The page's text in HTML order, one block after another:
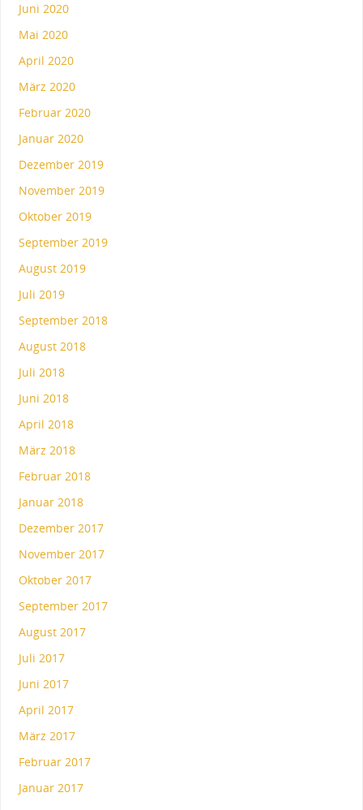
Juni 2020
Mai 2020
April 2020
März 2020
Februar 2020
Januar 2020
Dezember 2019
November 2019
Oktober 2019
September 2019
August 2019
Juli 2019
September 2018
August 2018
Juli 2018
Juni 2018
April 2018
März 2018
Februar 2018
Januar 2018
Dezember 2017
November 2017
Oktober 2017
September 2017
August 2017
Juli 2017
Juni 2017
April 2017
März 2017
Februar 2017
Januar 2017